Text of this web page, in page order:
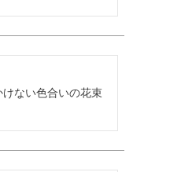
ない色合いの花束